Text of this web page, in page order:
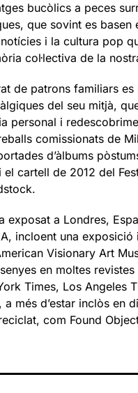
bucòlics a peces
que sovint es basen
i la cultura pop
col·lectiva de la
de patrons familiars
del seu mitjà,
personal i
comissionats de
d’àlbums
el cartell de 2012 del
exposat a Londres,
incloent una exposició
Visionary Art
en moltes
Times, Los Angeles
a més d’estar inclòs en
com Found